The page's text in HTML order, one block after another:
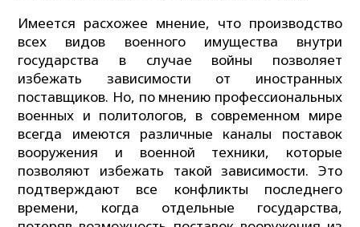
Имеется расхожее мнение, что производство
всех видов военного имущества внутри
государства в случае войны позволяет
избежать зависимости от иностранных
поставщиков. Но, по мнению профессиональных
военных и политологов, в современном мире
всегда имеются различные каналы поставок
вооружения и военной техники, которые
позволяют избежать такой зависимости. Это
подтверждают все конфликты последнего
времени, когда отдельные государства,